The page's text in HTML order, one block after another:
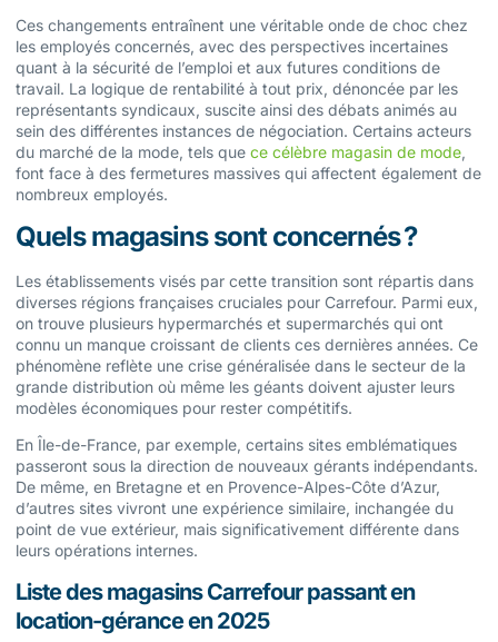
Ces changements entraînent une véritable onde de choc chez
les employés concernés, avec des perspectives incertaines
quant à la sécurité de l’emploi et aux futures conditions de
travail. La logique de rentabilité à tout prix, dénoncée par les
représentants syndicaux, suscite ainsi des débats animés au
sein des différentes instances de négociation. Certains acteurs
du marché de la mode, tels que ce célèbre magasin de mode,
font face à des fermetures massives qui affectent également de
nombreux employés.
Quels magasins sont concernés ?
Les établissements visés par cette transition sont répartis dans
diverses régions françaises cruciales pour Carrefour. Parmi eux,
on trouve plusieurs hypermarchés et supermarchés qui ont
connu un manque croissant de clients ces dernières années. Ce
phénomène reflète une crise généralisée dans le secteur de la
grande distribution où même les géants doivent ajuster leurs
modèles économiques pour rester compétitifs.
En Île-de-France, par exemple, certains sites emblématiques
passeront sous la direction de nouveaux gérants indépendants.
De même, en Bretagne et en Provence-Alpes-Côte d’Azur,
d’autres sites vivront une expérience similaire, inchangée du
point de vue extérieur, mais significativement différente dans
leurs opérations internes.
Liste des magasins Carrefour passant en
location-gérance en 2025